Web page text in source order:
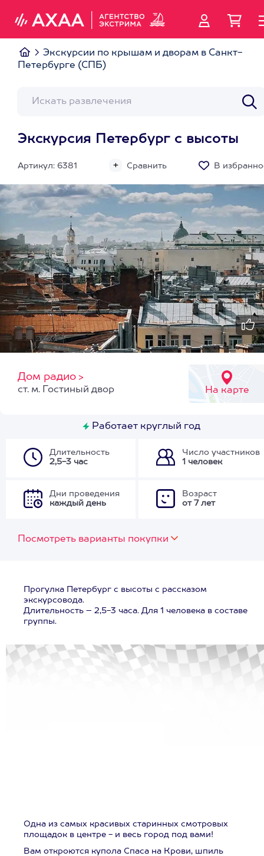
Экскурсии по крышам и дворам в Санкт-
Петербурге (СПБ)
Экскурсия Петербург с высоты
Артикул: 6381 Сравнить В
Дом радио >
На карте
ст. м. Гостиный двор
Работает круглый год
Длительность
2,5-3 час
Число участников
1 человек
Дни проведения
каждый день
Возраст
от 7 лет
Посмотреть варианты покупки
Прогулка Петербург с высоты с рассказом
экскурсовода.
Длительность – 2,5-3 часа. Для 1 человека в составе
группы.
Одна из самых красивых старинных смотровых
площадок в центре - и весь город под вами!
Вам откроются купола Спаса на Крови, шпиль